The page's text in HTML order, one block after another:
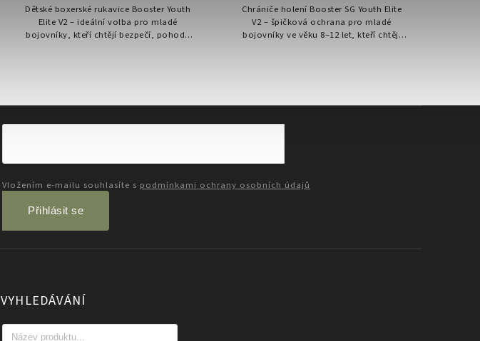
Dětské boxerské rukavice Booster Youth
Elite V2 – ideální volba pro mladé
bojovníky, kteří chtějí bezpečí, pohodlí
Chrániče holení Booster SG Youth Elite
V2 – špičková ochrana pro mladé
bojovníky ve věku 8–12 let, kteří chtějí
Vložením e-mailu souhlasíte s podmínkami ochrany osobních údajů
Přihlásit se
VYHLEDÁVÁNÍ